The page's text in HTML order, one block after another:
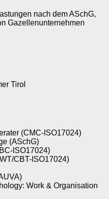
nach dem ASchG,
Gazellenunternehmen
Tirol
(CMC-ISO17024)
(ASchG)
ISO17024)
CBT-ISO17024)
Work & Organisation